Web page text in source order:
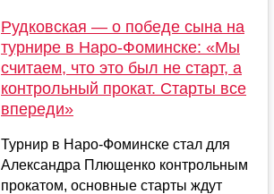
Рудковская — о победе сына на
турнире в Наро‑Фоминске: «Мы
считаем, что это был не старт, а
контрольный прокат. Старты все
впереди»
Турнир в Наро‑Фоминске стал для
Александра Плющенко контрольным
прокатом, основные старты ждут